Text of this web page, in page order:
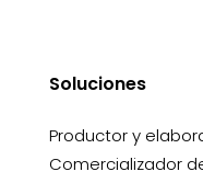
Soluciones
Productor y
Comercializador